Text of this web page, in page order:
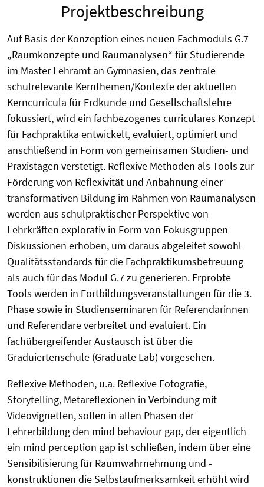
Projektbeschreibung
Auf Basis der Konzeption eines neuen Fachmoduls G.7
„Raumkonzepte und Raumanalysen“ für Studierende
im Master Lehramt an Gymnasien, das zentrale
schulrelevante Kernthemen/Kontexte der aktuellen
Kerncurricula für Erdkunde und Gesellschaftslehre
fokussiert, wird ein fachbezogenes curriculares Konzept
für Fachpraktika entwickelt, evaluiert, optimiert und
anschließend in Form von gemeinsamen Studien- und
Praxistagen verstetigt. Reflexive Methoden als Tools zur
Förderung von Reflexivität und Anbahnung einer
transformativen Bildung im Rahmen von Raumanalysen
werden aus schulpraktischer Perspektive von
Lehrkräften explorativ in Form von Fokusgruppen-
Diskussionen erhoben, um daraus abgeleitet sowohl
Qualitätsstandards für die Fachpraktikumsbetreuung
als auch für das Modul G.7 zu generieren. Erprobte
Tools werden in Fortbildungsveranstaltungen für die 3.
Phase sowie in Studienseminaren für Referendarinnen
und Referendare verbreitet und evaluiert. Ein
fachübergreifender Austausch ist über die
Graduiertenschule (Graduate Lab) vorgesehen.
Reflexive Methoden, u.a. Reflexive Fotografie,
Storytelling, Metareflexionen in Verbindung mit
Videovignetten, sollen in allen Phasen der
Lehrerbildung den mind behaviour gap, der eigentlich
ein mind perception gap ist schließen, indem über eine
Sensibilisierung für Raumwahrnehmung und -
konstruktionen die Selbstaufmerksamkeit erhöht wird